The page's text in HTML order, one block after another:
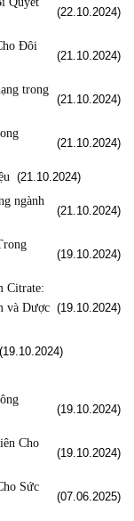
(22.10.2024)
Đôi
(21.10.2024)
trong
(21.10.2024)
(21.10.2024)
(21.10.2024)
ngành
(21.10.2024)
(19.10.2024)
Citrate:
và Dược (19.10.2024)
(19.10.2024)
Cho
(19.10.2024)
Sức
(07.06.2025)